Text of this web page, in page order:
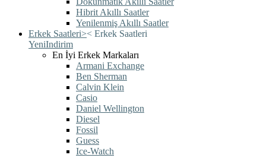
Hibrit Akıllı Saatler
Yenilenmiş Akıllı Saatler
Erkek Saatleri>< Erkek Saatleri
YeniIndirim
En İyi Erkek Markaları
Armani Exchange
Ben Sherman
Calvin Klein
Casio
Daniel Wellington
Diesel
Fossil
Guess
Ice-Watch